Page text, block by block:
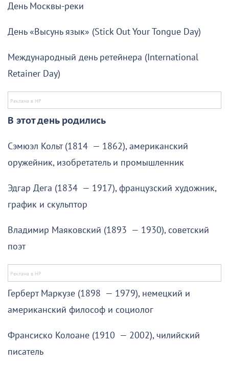
День Москвы-реки
День «Высунь язык» (Stick Out Your Tongue Day)
Международный день ретейнера (International
Retainer Day)
В этот день родились
Сэмюэл Кольт (1814 — 1862), американский
оружейник, изобретатель и промышленник
Эдгар Дега (1834 — 1917), французский художник,
график и скульптор
Владимир Маяковский (1893 — 1930), советский
поэт
Герберт Маркузе (1898 — 1979), немецкий и
американский философ и социолог
Франсиско Колоане (1910 — 2002), чилийский
писатель